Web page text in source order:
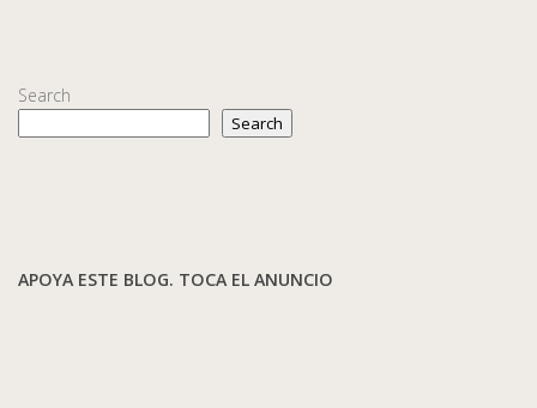
Search
Search
APOYA ESTE BLOG. TOCA EL ANUNCIO